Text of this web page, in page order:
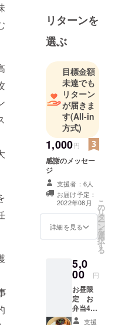
リターンを
選ぶ
目標金額
未達でも
リターン
が届きま
す(All-in
方式)
1,000円
感謝のメッセー
ジ
支援者：6人
お届け予定：
2022年08月
詳細を見る
こ
の
リ
タ
ー
ン
を
選
択
す
る
5,0
00 円
お昼限
定 お
弁当4つ
提供+感
支援